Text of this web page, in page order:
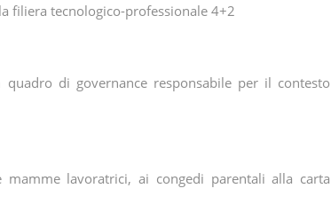
filiera tecnologico-professionale 4+2
quadro di governance responsabile per il contesto
lavoratrici, ai congedi parentali alla carta